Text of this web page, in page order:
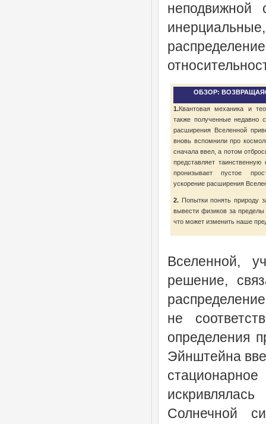
неподвижной
ОБЗОР:
1.Квантовая механика и
также полученные недавно
расширения Вселенной
вновь вспомнили про
сначала ввел, а потом
представляет
пронизывает пустое
ускорение расширения
2. Попытки понять природу
вывести физиков за
что может изменить наше
Вселенной,
решение,
не
определения
Эйнштейна
Солнечной